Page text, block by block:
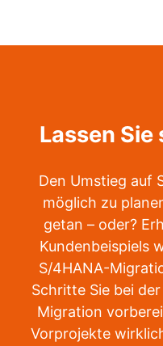
Lassen
Den Umstieg auf
möglich zu
getan – oder?
Kundenbeispiels
S/4HANA-
Schritte Sie bei
Migration
Vorprojekte